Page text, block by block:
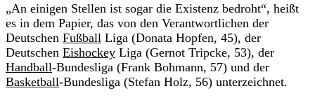
„An einigen Stellen ist sogar die Existenz bedroht“, heißt
es in dem Papier, das von den Verantwortlichen der
Deutschen Fußball Liga (Donata Hopfen, 45), der
Deutschen Eishockey Liga (Gernot Tripcke, 53), der
Handball-Bundesliga (Frank Bohmann, 57) und der
Basketball-Bundesliga (Stefan Holz, 56) unterzeichnet.